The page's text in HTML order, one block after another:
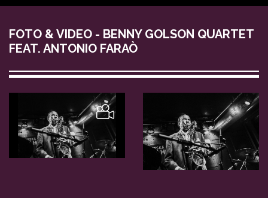
FOTO & VIDEO - BENNY GOLSON QUARTET
FEAT. ANTONIO FARAÒ